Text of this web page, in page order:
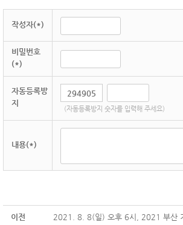
작성자(*)
비밀번호
(*)
자동등록방
지
(자동등록방지 숫자를 입력해 주세요)
내용(*)
이전 2021. 8. 8(일) 오후 6시, 2021 부산